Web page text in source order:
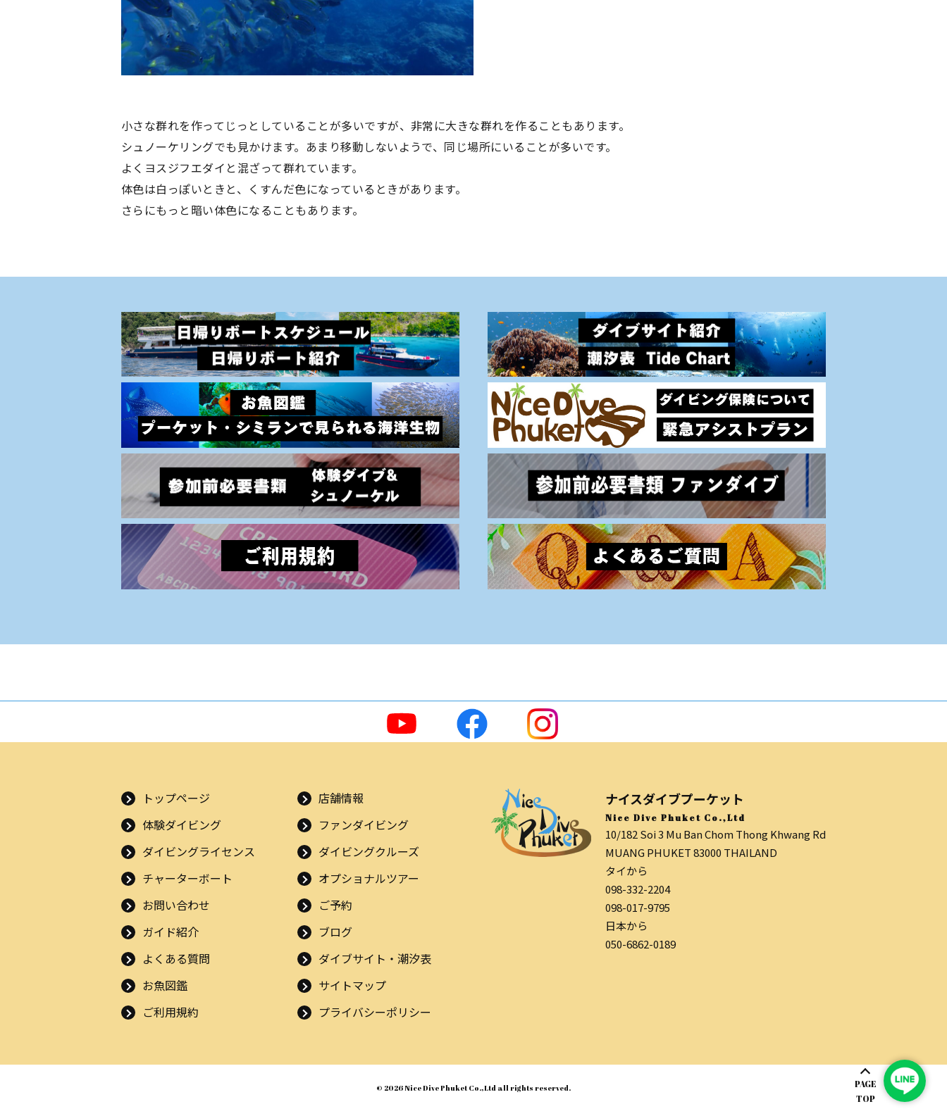
小さな群れを作ってじっとしていることが多いですが、非常に大きな群れを作ることもあります。
シュノーケリングでも見かけます。あまり移動しないようで、同じ場所にいることが多いです。
よくヨスジフエダイと混ざって群れています。
体色は白っぽいときと、くすんだ色になっているときがあります。
さらにもっと暗い体色になることもあります。
PAGE
TOP
トップページ
店舗情報
体験ダイビング
ファンダイビング
ダイビングライセンス
ダイビングクルーズ
チャーターボート
オプショナルツアー
お問い合わせ
ご予約
ガイド紹介
ブログ
よくある質問
ダイブサイト・潮汐表
お魚図鑑
サイトマップ
ご利用規約
プライバシーポリシー
ナイスダイブプーケット
Nice Dive Phuket Co.,Ltd
10/182 Soi 3 Mu Ban Chom Thong Khwang Rd
MUANG PHUKET 83000 THAILAND
タイから
098-332-2204
098-017-9795
日本から
050-6862-0189
© 2026 Nice Dive Phuket Co.,Ltd all rights reserved.